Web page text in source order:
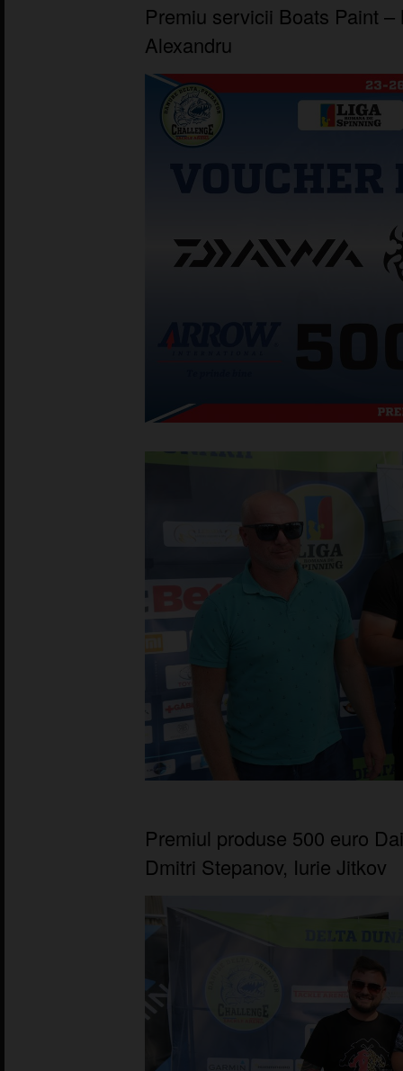
Premiu servicii Boats Paint
Alexandru
Premiul produse 500 euro
Dmitri Stepanov, Iurie Jitkov